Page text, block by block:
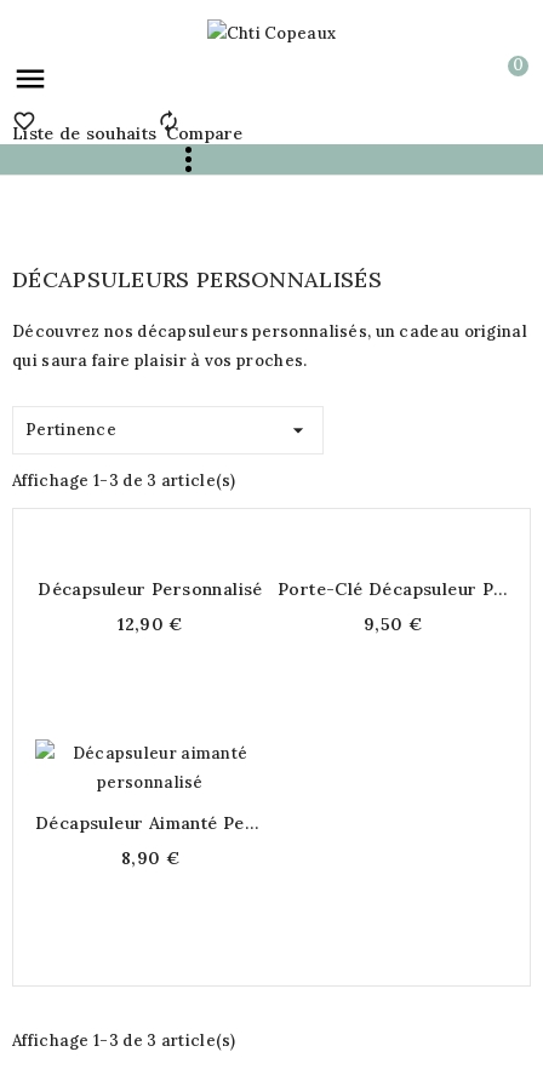
 0

Liste de souhaits
Compare
DÉCAPSULEURS PERSONNALISÉS
Découvrez nos décapsuleurs personnalisés, un cadeau original
qui saura faire plaisir à vos proches.
Pertinence 
Affichage 1-3 de 3 article(s)
Décapsuleur Personnalisé
12,90 €
Porte-Clé Décapsuleur Personnalisé
9,50 €
Décapsuleur Aimanté Personnalisé
8,90 €
Affichage 1-3 de 3 article(s)